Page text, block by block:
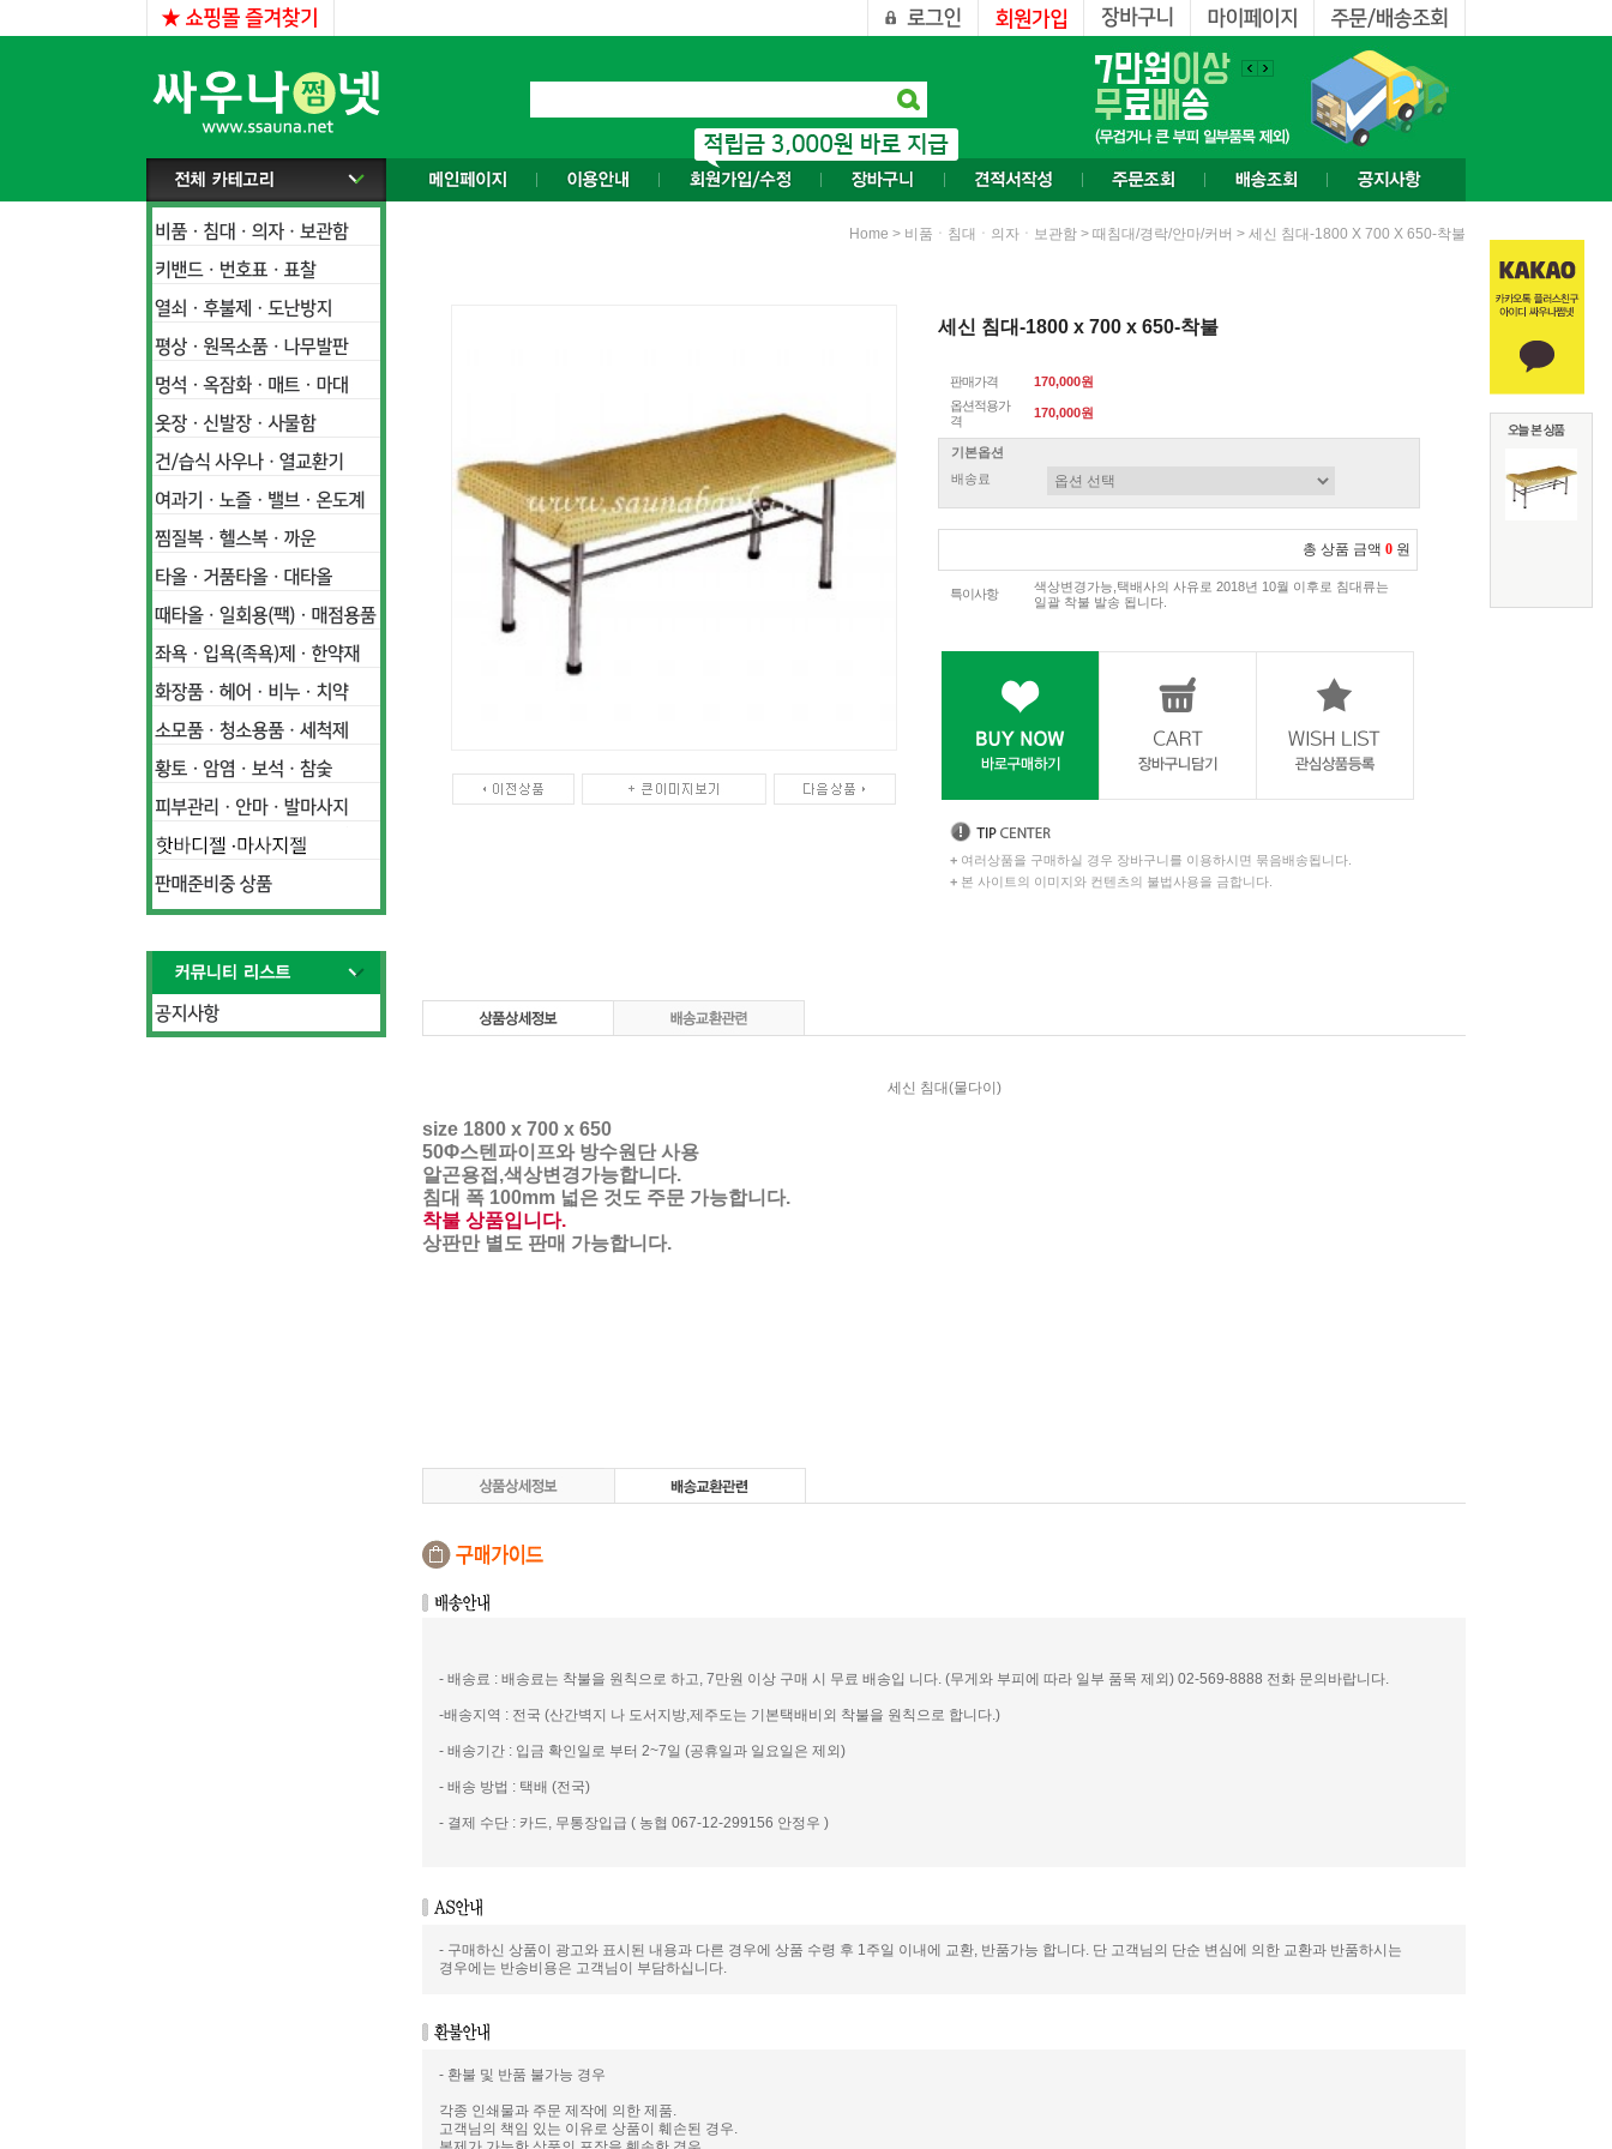
Home > 비품ㆍ침대ㆍ의자ㆍ보관함 > 때침대/경락/안마/커버 > 세신 침대-1800 X 700 X 650-착불
세신 침대-1800 x 700 x 650-착불
판매가격
170,000원
옵션적용가
격
170,000원
기본옵션
배송료
총 상품 금액 0 원
특이사항
색상변경가능,택배사의 사유로 2018년 10월 이후로 침대류는
일괄 착불 발송 됩니다.
+ 여러상품을 구매하실 경우 장바구니를 이용하시면 묶음배송됩니다.
+ 본 사이트의 이미지와 컨텐츠의 불법사용을 금합니다.
세신 침대(물다이)
size 1800 x 700 x 650
50Φ스텐파이프와 방수원단 사용
알곤용접,색상변경가능합니다.
침대 폭 100mm 넓은 것도 주문 가능합니다.
착불 상품입니다.
상판만 별도 판매 가능합니다.
- 배송료 : 배송료는 착불을 원칙으로 하고, 7만원 이상 구매 시 무료 배송입 니다. (무게와 부피에 따라 일부 품목 제외) 02-569-8888 전화 문의바랍니다.
-배송지역 : 전국 (산간벽지 나 도서지방,제주도는 기본택배비외 착불을 원칙으로 합니다.)
- 배송기간 : 입금 확인일로 부터 2~7일 (공휴일과 일요일은 제외)
- 배송 방법 : 택배 (전국)
- 결제 수단 : 카드, 무통장입급 ( 농협 067-12-299156 안정우 )
- 구매하신 상품이 광고와 표시된 내용과 다른 경우에 상품 수령 후 1주일 이내에 교환, 반품가능 합니다. 단 고객님의 단순 변심에 의한 교환과 반품하시는
경우에는 반송비용은 고객님이 부담하십니다.
- 환불 및 반품 불가능 경우
각종 인쇄물과 주문 제작에 의한 제품.
고객님의 책임 있는 이유로 상품이 훼손된 경우.